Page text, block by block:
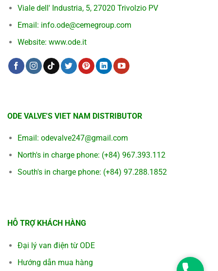
Viale dell' Industria, 5, 27020 Trivolzio PV
Email: info.ode@cemegroup.com
Website: www.ode.it
ODE VALVE'S VIET NAM DISTRIBUTOR
Email: odevalve247@gmail.com
North's in charge phone: (+84) 967.393.112
South's in charge phone: (+84) 97.288.1852
HỖ TRỢ KHÁCH HÀNG
Đại lý van điện từ ODE
Hướng dẫn mua hàng
Hotline